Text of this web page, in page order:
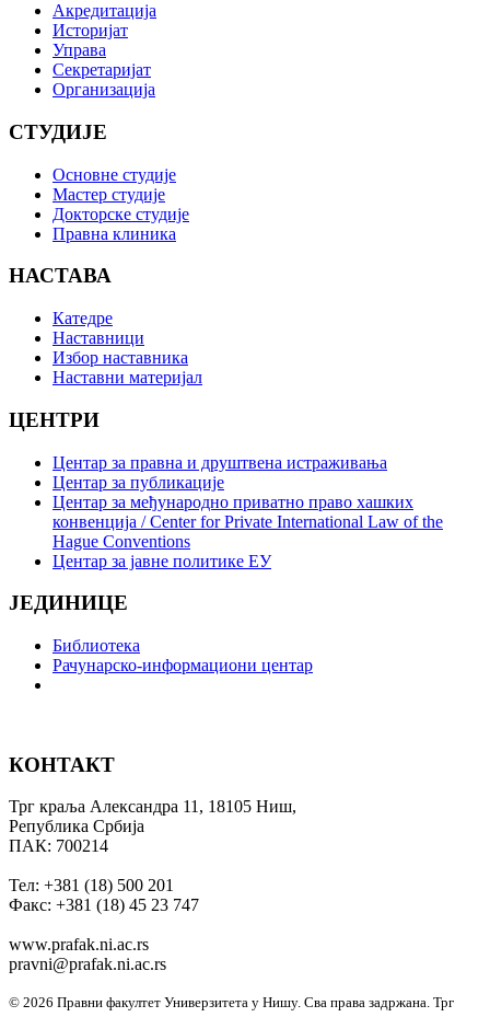
Акредитација
Историјат
Управа
Секретаријат
Организација
СТУДИЈЕ
Основне студије
Мастер студије
Докторске студије
Правна клиника
НАСТАВА
Катедре
Наставници
Избор наставника
Наставни материјал
ЦЕНТРИ
Центар за правна и друштвена истраживања
Центар за публикације
Центар за међународно приватно право хашких
конвенција / Center for Private International Law of the
Hague Conventions
Центар за јавне политике ЕУ
ЈЕДИНИЦЕ
Библиотека
Рачунарско-информациони центар
КОНТАКТ
Трг краља Александра 11, 18105 Ниш,
Република Србија
ПАК: 700214
Тел: +381 (18) 500 201
Факс: +381 (18) 45 23 747
www.prafak.ni.ac.rs
pravni@prafak.ni.ac.rs
© 2026 Правни факултет Универзитета у Нишу. Сва права задржана. Трг